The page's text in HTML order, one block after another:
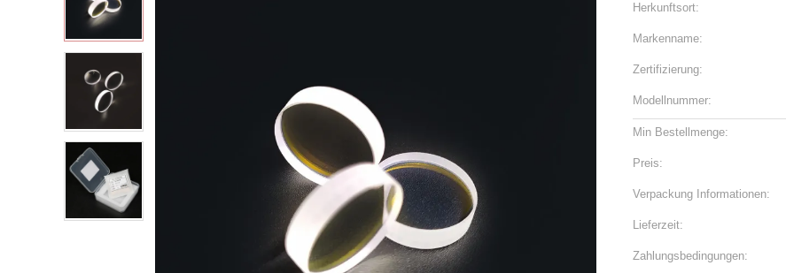
Herkunftsort:
Markenname:
Zertifizierung:
Modellnummer:
Min Bestellmenge:
Preis:
Verpackung Informationen:
Lieferzeit:
Zahlungsbedingungen: